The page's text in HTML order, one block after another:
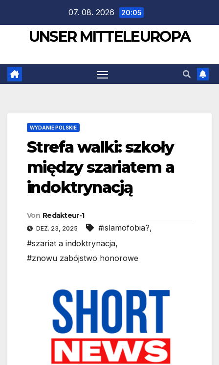
springen
07. 08. 2026 20:05
UNSER MITTELEUROPA
WYDANIE POLSKIE
Strefa walki: szkoły
między szariatem a
indoktrynacją
Von Redakteur-1
DEZ. 23, 2025 #islamofobia?,
#szariat a indoktrynacja,
#znowu zabójstwo honorowe